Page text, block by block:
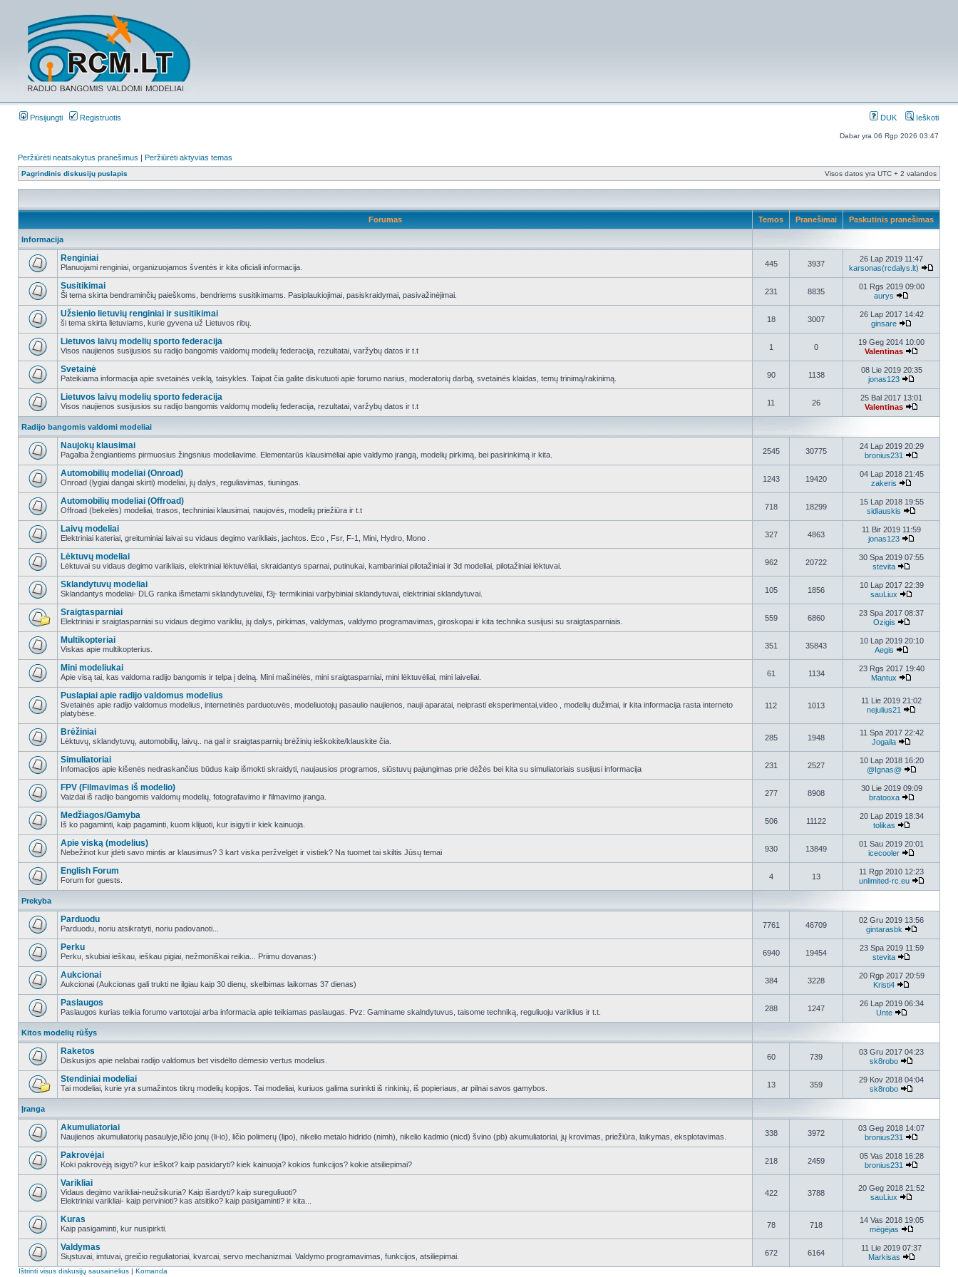
Prisijungti Registruotis DUK Ieškoti
Dabar yra 06 Rgp 2026 03:47
Peržiūrėti neatsakytus pranešimus | Peržiūrėti aktyvias temas
Pagrindinis diskusijų puslapis Visos datos yra UTC + 2 valandos
Forumas Temos Pranešimai Paskutinis pranešimas
Informacija
Renginiai
Planuojami renginiai, organizuojamos šventės ir kita oficiali informacija. 445 3937
26 Lap 2019 11:47
karsonas(rcdalys.lt)
Susitikimai
Ši tema skirta bendraminčių paieškoms, bendriems susitikimams. Pasiplaukiojimai, pasiskraidymai, pasivažinėjimai. 231 8835
01 Rgs 2019 09:00
aurys
Užsienio lietuvių renginiai ir susitikimai
ši tema skirta lietuviams, kurie gyvena už Lietuvos ribų. 18 3007
26 Lap 2017 14:42
ginsare
Lietuvos laivų modelių sporto federacija
Visos naujienos susijusios su radijo bangomis valdomų modelių federacija, rezultatai, varžybų datos ir t.t 1 0
19 Geg 2014 10:00
Valentinas
Svetainė
Pateikiama informacija apie svetainės veiklą, taisykles. Taipat čia galite diskutuoti apie forumo narius, moderatorių darbą, svetainės klaidas, temų trinimą/rakinimą. 90 1138
08 Lie 2019 20:35
jonas123
Lietuvos laivų modelių sporto federacija
Visos naujienos susijusios su radijo bangomis valdomų modelių federacija, rezultatai, varžybų datos ir t.t 11 26
25 Bal 2017 13:01
Valentinas
Radijo bangomis valdomi modeliai
Naujokų klausimai
Pagalba žengiantiems pirmuosius žingsnius modeliavime. Elementarūs klausimėliai apie valdymo įrangą, modelių pirkimą, bei pasirinkimą ir kita. 2545 30775
24 Lap 2019 20:29
bronius231
Automobilių modeliai (Onroad)
Onroad (lygiai dangai skirti) modeliai, jų dalys, reguliavimas, tiuningas. 1243 19420
04 Lap 2018 21:45
zakeris
Automobilių modeliai (Offroad)
Offroad (bekelės) modeliai, trasos, techniniai klausimai, naujovės, modelių priežiūra ir t.t 718 18299
15 Lap 2018 19:55
sidlauskis
Laivų modeliai
Elektriniai kateriai, greituminiai laivai su vidaus degimo varikliais, jachtos. Eco , Fsr, F-1, Mini, Hydro, Mono . 327 4863
11 Bir 2019 11:59
jonas123
Lėktuvų modeliai
Lėktuvai su vidaus degimo varikliais, elektriniai lėktuvėliai, skraidantys sparnai, putinukai, kambariniai pilotažiniai ir 3d modeliai, pilotažiniai lėktuvai. 962 20722
30 Spa 2019 07:55
stevita
Sklandytuvų modeliai
Sklandantys modeliai- DLG ranka išmetami sklandytuvėliai, f3j- termikiniai varþybiniai sklandytuvai, elektriniai sklandytuvai. 105 1856
10 Lap 2017 22:39
sauLiux
Sraigtasparniai
Elektriniai ir sraigtasparniai su vidaus degimo varikliu, jų dalys, pirkimas, valdymas, valdymo programavimas, giroskopai ir kita technika susijusi su sraigtasparniais. 559 6860
23 Spa 2017 08:37
Ozigis
Multikopteriai
Viskas apie multikopterius. 351 35843
10 Lap 2019 20:10
Aegis
Mini modeliukai
Apie visą tai, kas valdoma radijo bangomis ir telpa į delną. Mini mašinėlės, mini sraigtasparniai, mini lėktuvėliai, mini laiveliai. 61 1134
23 Rgs 2017 19:40
Mantux
Puslapiai apie radijo valdomus modelius
Svetainės apie radijo valdomus modelius, internetinės parduotuvės, modeliuotojų pasaulio naujienos, nauji aparatai, neiprasti eksperimentai,video , modelių dužimai, ir kita informacija rasta interneto
platybėse.
112 1013
11 Lie 2019 21:02
nejulius21
Brėžiniai
Lėktuvų, sklandytuvų, automobilių, laivų.. na gal ir sraigtasparnių brėžinių ieškokite/klauskite čia. 285 1948
11 Spa 2017 22:42
Jogaila
Simuliatoriai
Infomacijos apie kišenės nedraskančius būdus kaip išmokti skraidyti, naujausios programos, siūstuvų pajungimas prie dėžės bei kita su simuliatoriais susijusi informacija 231 2527
10 Lap 2018 16:20
@Ignas@
FPV (Filmavimas iš modelio)
Vaizdai iš radijo bangomis valdomų modelių, fotografavimo ir filmavimo įranga. 277 8908
30 Lie 2019 09:09
bratooxa
Medžiagos/Gamyba
Iš ko pagaminti, kaip pagaminti, kuom klijuoti, kur isigyti ir kiek kainuoja. 506 11122
20 Lap 2019 18:34
tolikas
Apie viską (modelius)
Nebežinot kur įdėti savo mintis ar klausimus? 3 kart viska peržvelgėt ir vistiek? Na tuomet tai skiltis Jūsų temai 930 13849
01 Sau 2019 20:01
icecooler
English Forum
Forum for guests. 4 13
11 Rgp 2010 12:23
unlimited-rc.eu
Prekyba
Parduodu
Parduodu, noriu atsikratyti, noriu padovanoti... 7761 46709
02 Gru 2019 13:56
gintarasbk
Perku
Perku, skubiai ieškau, ieškau pigiai, nežmoniškai reikia... Priimu dovanas:) 6940 19454
23 Spa 2019 11:59
stevita
Aukcionai
Aukcionai (Aukcionas gali trukti ne ilgiau kaip 30 dienų, skelbimas laikomas 37 dienas) 384 3228
20 Rgp 2017 20:59
Kristi4
Paslaugos
Paslaugos kurias teikia forumo vartotojai arba informacia apie teikiamas paslaugas. Pvz: Gaminame skalndytuvus, taisome techniką, reguliuoju variklius ir t.t. 288 1247
26 Lap 2019 06:34
Unte
Kitos modelių rūšys
Raketos
Diskusijos apie nelabai radijo valdomus bet visdėlto dėmesio vertus modelius. 60 739
03 Gru 2017 04:23
sk8robo
Stendiniai modeliai
Tai modeliai, kurie yra sumažintos tikrų modelių kopijos. Tai modeliai, kuriuos galima surinkti iš rinkinių, iš popieriaus, ar pilnai savos gamybos. 13 359
29 Kov 2018 04:04
sk8robo
Įranga
Akumuliatoriai
Naujienos akumuliatorių pasaulyje,ličio jonų (li-io), ličio polimerų (lipo), nikelio metalo hidrido (nimh), nikelio kadmio (nicd) švino (pb) akumuliatoriai, jų krovimas, priežiūra, laikymas, eksplotavimas. 338 3972
03 Geg 2018 14:07
bronius231
Pakrovėjai
Koki pakrovėją isigyti? kur ieškot? kaip pasidaryti? kiek kainuoja? kokios funkcijos? kokie atsiliepimai? 218 2459
05 Vas 2018 16:28
bronius231
Varikliai
Vidaus degimo varikliai-neužsikuria? Kaip išardyti? kaip sureguliuoti?
Elektriniai varikliai- kaip pervinioti? kas atsitiko? kaip pasigaminti? ir kita...
422 3788
20 Geg 2018 21:52
sauLiux
Kuras
Kaip pasigaminti, kur nusipirkti. 78 718
14 Vas 2018 19:05
mėgėjas
Valdymas
Siųstuvai, imtuvai, greičio reguliatoriai, kvarcai, servo mechanizmai. Valdymo programavimas, funkcijos, atsiliepimai. 672 6164
11 Lie 2019 07:37
Markisas
Ištrinti visus diskusijų sausainėlius | Komanda